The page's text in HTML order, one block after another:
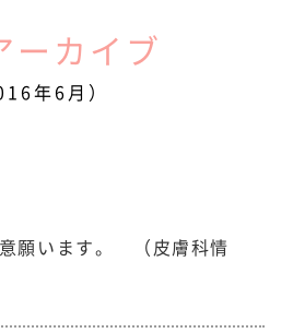
ーカイブ
年6月）
願います。 （皮膚科情